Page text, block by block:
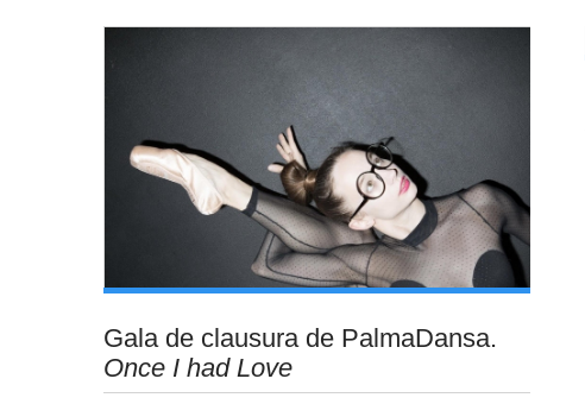
Gala de clausura de PalmaDansa.
Once I had Love